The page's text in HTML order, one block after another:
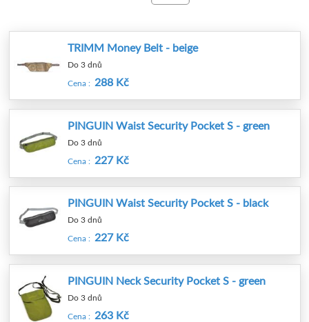
TRIMM Money Belt - beige
Do 3 dnů
Cena : 288 Kč
PINGUIN Waist Security Pocket S - green
Do 3 dnů
Cena : 227 Kč
PINGUIN Waist Security Pocket S - black
Do 3 dnů
Cena : 227 Kč
PINGUIN Neck Security Pocket S - green
Do 3 dnů
Cena : 263 Kč